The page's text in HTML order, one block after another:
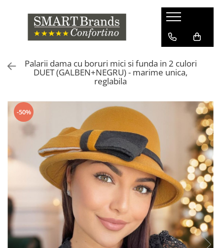
Palarii dama cu boruri mici si funda in 2 culori
DUET (GALBEN+NEGRU) - marime unica,
reglabila
-50%